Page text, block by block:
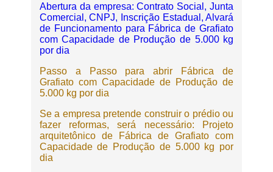
Abertura da empresa: Contrato Social, Junta
Comercial, CNPJ, Inscrição Estadual, Alvará
de Funcionamento para Fábrica de Grafiato
com Capacidade de Produção de 5.000 kg
por dia
Passo a Passo para abrir Fábrica de
Grafiato com Capacidade de Produção de
5.000 kg por dia
Se a empresa pretende construir o prédio ou
fazer reformas, será necessário: Projeto
arquitetônico de Fábrica de Grafiato com
Capacidade de Produção de 5.000 kg por
dia